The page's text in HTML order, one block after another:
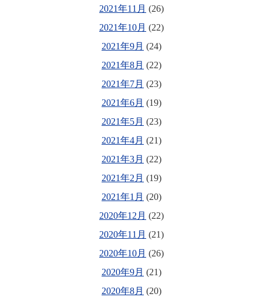
2021年11月 (26)
2021年10月 (22)
2021年9月 (24)
2021年8月 (22)
2021年7月 (23)
2021年6月 (19)
2021年5月 (23)
2021年4月 (21)
2021年3月 (22)
2021年2月 (19)
2021年1月 (20)
2020年12月 (22)
2020年11月 (21)
2020年10月 (26)
2020年9月 (21)
2020年8月 (20)